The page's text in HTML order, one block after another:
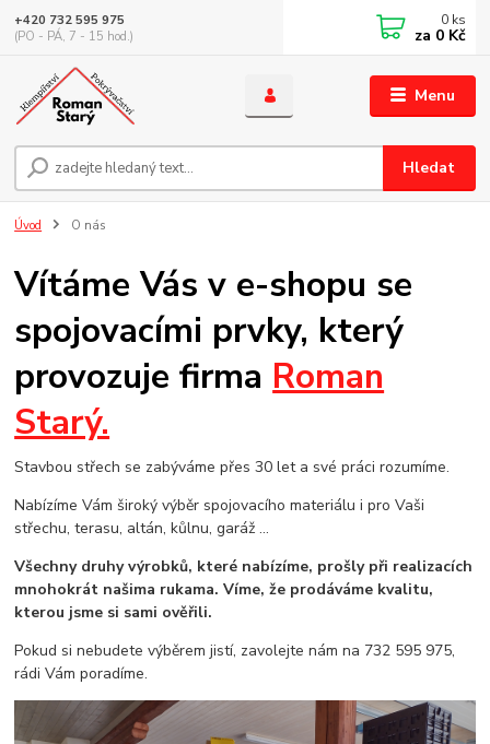
Menu
Hledat
+420 732 595 975
(PO - PÁ, 7 - 15 hod.)
0 ks
za 0 Kč
Úvod O nás
Vítáme Vás v e-shopu se
spojovacími prvky, který
provozuje firma Roman
Starý.
Stavbou střech se zabýváme přes 30 let a své práci rozumíme.
Nabízíme Vám široký výběr spojovacího materiálu i pro Vaši
střechu, terasu, altán, kůlnu, garáž ...
Všechny druhy výrobků, které nabízíme, prošly při realizacích
mnohokrát našima rukama. Víme, že prodáváme kvalitu,
kterou jsme si sami ověřili.
Pokud si nebudete výběrem jistí, zavolejte nám na 732 595 975,
rádi Vám poradíme.